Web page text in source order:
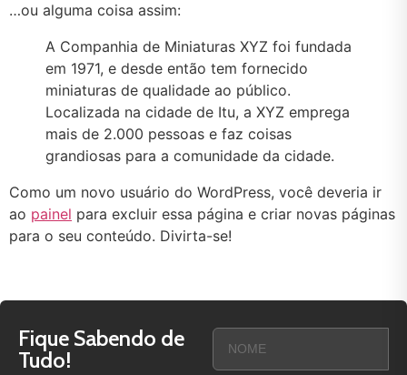
…ou alguma coisa assim:
A Companhia de Miniaturas XYZ foi fundada
em 1971, e desde então tem fornecido
miniaturas de qualidade ao público.
Localizada na cidade de Itu, a XYZ emprega
mais de 2.000 pessoas e faz coisas
grandiosas para a comunidade da cidade.
Como um novo usuário do WordPress, você deveria ir
ao painel para excluir essa página e criar novas páginas
para o seu conteúdo. Divirta-se!
Fique Sabendo de
Tudo!